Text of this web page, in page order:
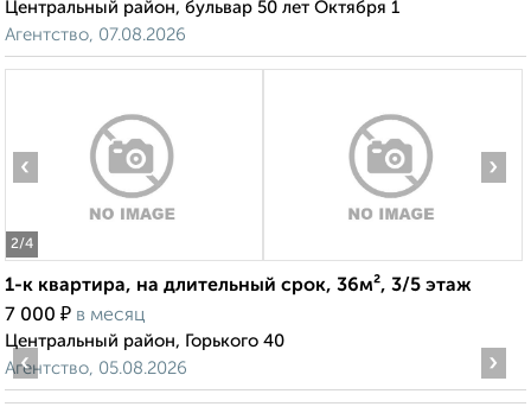
Центральный район, бульвар 50 лет Октября 1
Агентство, 07.08.2026
2/4
‹ ›
1-к квартира, на длительный срок, 36м², 3/5 этаж
7 000 ₽ в месяц
Центральный район, Горького 40
Агентство, 05.08.2026
‹ ›